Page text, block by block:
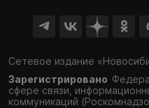
Сетевое издание
Зарегистрировано
сфере связи,
коммуникаций